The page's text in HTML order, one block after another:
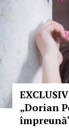
„Dorian